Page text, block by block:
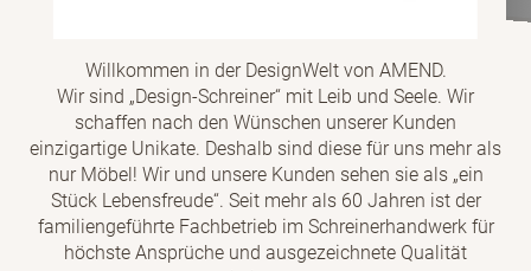
Willkommen in der DesignWelt von AMEND.
Wir sind „Design-Schreiner“ mit Leib und Seele. Wir
schaffen nach den Wünschen unserer Kunden
einzigartige Unikate. Deshalb sind diese für uns mehr als
nur Möbel! Wir und unsere Kunden sehen sie als „ein
Stück Lebensfreude“. Seit mehr als 60 Jahren ist der
familiengeführte Fachbetrieb im Schreinerhandwerk für
höchste Ansprüche und ausgezeichnete Qualität